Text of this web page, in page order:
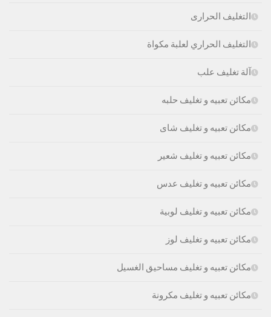
التغليف الحرارى
التغليف الحراري لعلبة مكواة
آلة تغليف علب
مكائن تعبيه و تغليف حلبه
مكائن تعبيه و تغليف شاى
مكائن تعبيه و تغليف شعير
مكائن تعبيه و تغليف عدس
مكائن تعبيه و تغليف لوبية
مكائن تعبيه و تغليف لوز
مكائن تعبيه و تغليف مساحيق الغسيل
مكائن تعبيه و تغليف مكرونة